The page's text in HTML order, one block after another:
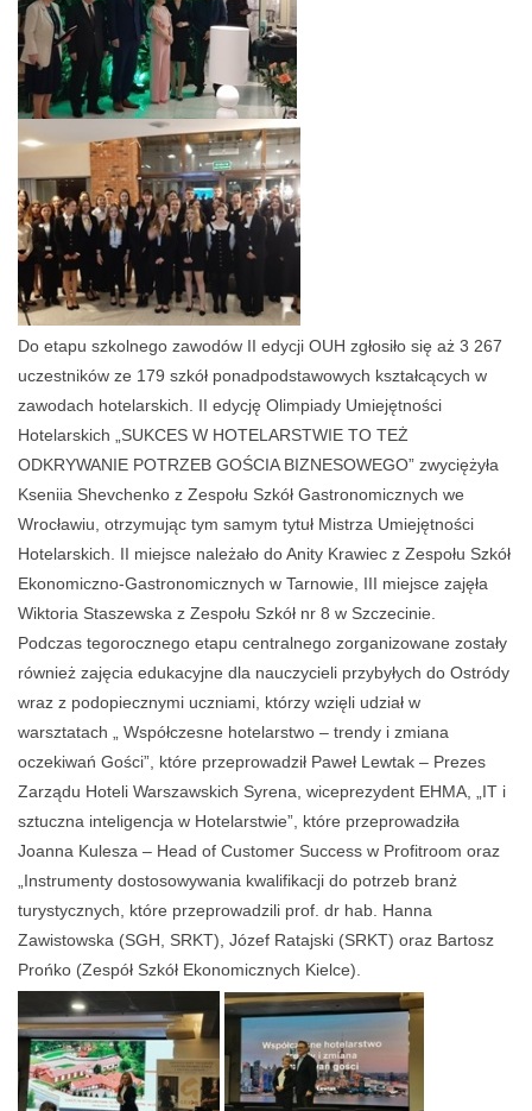
Do etapu szkolnego zawodów II edycji OUH zgłosiło się aż 3 267
uczestników ze 179 szkół ponadpodstawowych kształcących w
zawodach hotelarskich. II edycję Olimpiady Umiejętności
Hotelarskich „SUKCES W HOTELARSTWIE TO TEŻ
ODKRYWANIE POTRZEB GOŚCIA BIZNESOWEGO” zwyciężyła
Kseniia Shevchenko z Zespołu Szkół Gastronomicznych we
Wrocławiu, otrzymując tym samym tytuł Mistrza Umiejętności
Hotelarskich. II miejsce należało do Anity Krawiec z Zespołu Szkół
Ekonomiczno-Gastronomicznych w Tarnowie, III miejsce zajęła
Wiktoria Staszewska z Zespołu Szkół nr 8 w Szczecinie.
Podczas tegorocznego etapu centralnego zorganizowane zostały
również zajęcia edukacyjne dla nauczycieli przybyłych do Ostródy
wraz z podopiecznymi uczniami, którzy wzięli udział w
warsztatach „ Współczesne hotelarstwo – trendy i zmiana
oczekiwań Gości”, które przeprowadził Paweł Lewtak – Prezes
Zarządu Hoteli Warszawskich Syrena, wiceprezydent EHMA, „IT i
sztuczna inteligencja w Hotelarstwie”, które przeprowadziła
Joanna Kulesza – Head of Customer Success w Profitroom oraz
„Instrumenty dostosowywania kwalifikacji do potrzeb branż
turystycznych, które przeprowadzili prof. dr hab. Hanna
Zawistowska (SGH, SRKT), Józef Ratajski (SRKT) oraz Bartosz
Prońko (Zespół Szkół Ekonomicznych Kielce).